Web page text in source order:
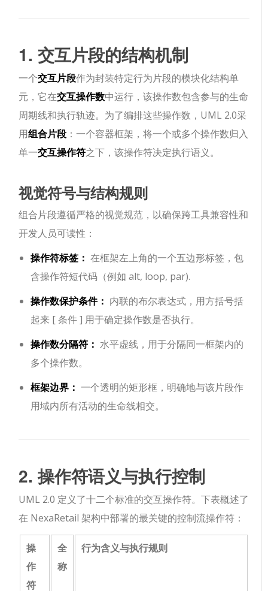
1. 交互片段的结构机制
一个交互片段作为封装特定行为片段的模块化结构单
元，它在交互操作数中运行，该操作数包含参与的生命
周期线和执行轨迹。为了编排这些操作数，UML 2.0采
用组合片段 ：一个容器框架，将一个或多个操作数归入
单一交互操作符之下，该操作符决定执行语义。
视觉符号与结构规则
组合片段遵循严格的视觉规范，以确保跨工具兼容性和
开发人员可读性：
操作符标签： 在框架左上角的一个五边形标签，包
含操作符短代码（例如alt, loop, par).
操作数保护条件： 内联的布尔表达式，用方括号括
起来 [ 条件 ] 用于确定操作数是否执行。
操作数分隔符： 水平虚线，用于分隔同一框架内的
多个操作数。
框架边界： 一个透明的矩形框，明确地与该片段作
用域内所有活动的生命线相交。
2. 操作符语义与执行控制
UML 2.0 定义了十二个标准的交互操作符。下表概述了
在 NexaRetail 架构中部署的最关键的控制流操作符：
操
作
符
全
称
行为含义与执行规则